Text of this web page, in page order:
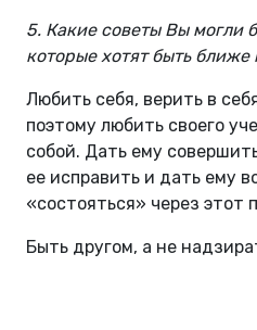
5. Какие советы Вы могли
которые хотят быть
Любить себя, верить в
поэтому любить своего
собой. Дать ему
ее исправить и дать ему
«состояться» через этот
Быть другом, а не